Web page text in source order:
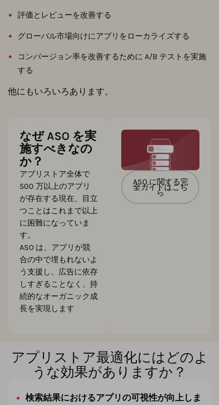
評価とレビューを改善する
グローバル市場向けにアプリをローカライズする
コンバージョン率を改善するために A/B テストを実施
する
他にもいろいろあります。
なぜ ASO を実
施すべきなの
か？
アプリストア全体で
500 万以上のアプリ
が存在する現在、目立
つことはこれまで以上
に困難になっていま
す。
ASO は、アプリが競
合の中で埋もれないよ
う支援し、広告に依存
しすぎることなく、持
続的なオーガニック成
長を実現します
ASO に関する完
全ガイドはこち
ら
アプリストア最適化にはどのよ
うな効果がありますか？
検索結果におけるアプリの可視性が向上しま